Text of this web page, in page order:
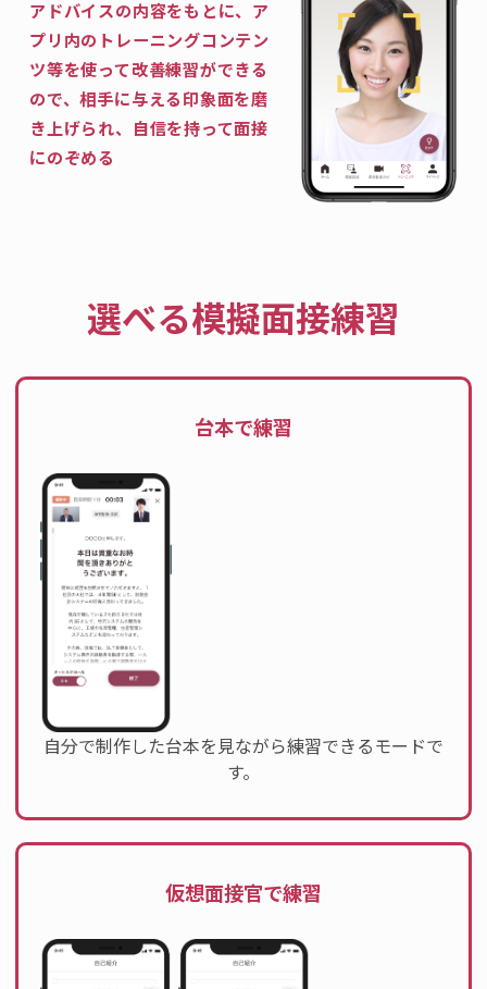
アドバイスの内容をもとに、ア
プリ内のトレーニングコンテン
ツ等を使って改善練習ができる
ので、相手に与える印象面を磨
き上げられ、自信を持って面接
にのぞめる
選べる模擬面接練習
台本で練習
自分で制作した台本を見ながら練習できるモードで
す。
仮想面接官で練習